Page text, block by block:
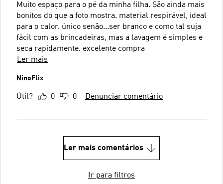
Muito espaço para o pé da minha filha. São ainda mais
bonitos do que a foto mostra. material respirável, ideal
para o calor. único senão...ser branco e como tal suja
fácil com as brincadeiras, mas a lavagem é simples e
seca rapidamente. excelente compra
Ler mais
NinoFlix
Útil? 0 0 Denunciar comentário
Ler mais comentários
Ir para filtros